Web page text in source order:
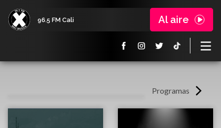
96.5 FM Cali Al aire
Programas